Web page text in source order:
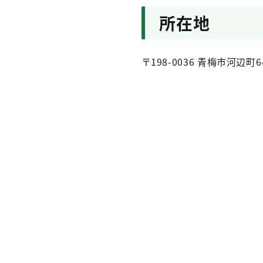
所在地
〒198-0036 青梅市河辺町